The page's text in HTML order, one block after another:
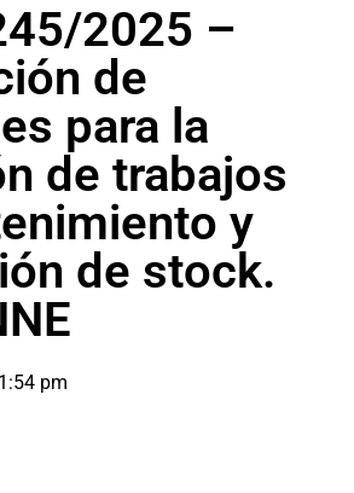
2025 –
de
para la
de trabajos
y
de stock.
1:54 pm